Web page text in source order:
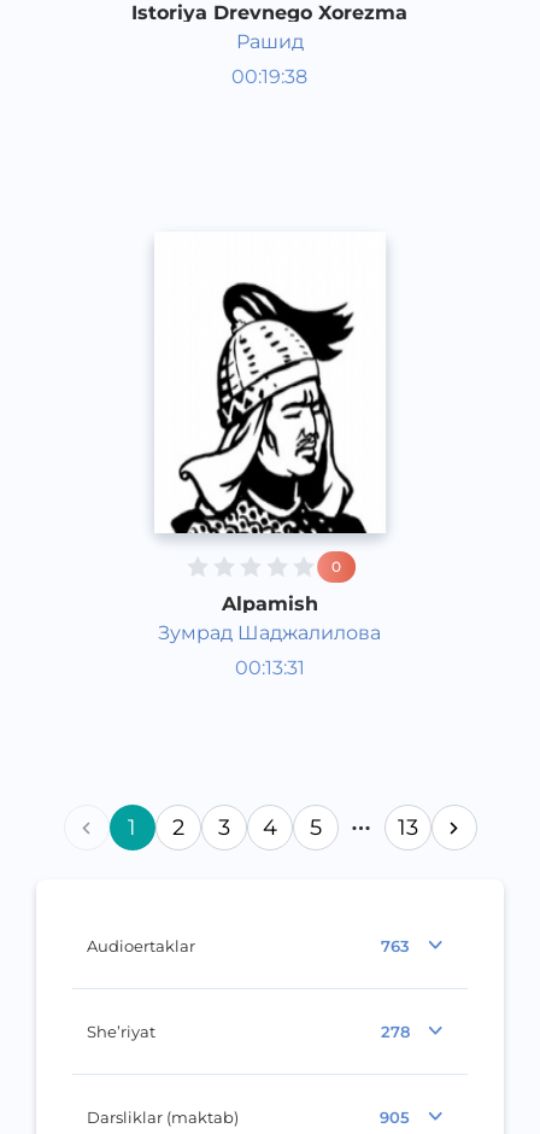
Audioertaklar 763
She’riyat 278
Darsliklar (maktab) 905
Istoriya Drevnego Xorezma
Рашид
00:19:38
O‘zbekiston tarixi va madaniyati
0
Alpamish
Зумрад Шаджалилова
00:13:31
O‘zbekiston tarixi va madaniyati
1 2 3 4 5 13